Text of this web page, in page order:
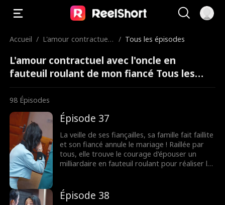
Accueil / L'amour contractuel
il roulant de mon fian
cé
/ Tous les épisodes
L'amour contractuel avec l'oncle en
fauteuil roulant de mon fiancé Tous les
épisodes
98 Épisodes
Épisode 37
La veille de ses fiançailles, sa famille fait faillite
et son fiancé annule le mariage ! Raillée par
tous, elle trouve le courage d'épouser un
milliardaire en fauteuil roulant pour réaliser le
n'était pas du tout handicapé !
Épisode 38